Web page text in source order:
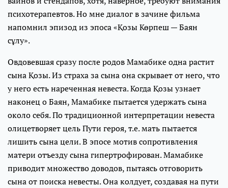
психотерапевтов. Но мне диалог в зачине фильма
напомнил эпизод из эпоса «Қозы Көрпеш — Баян
сұлу».
Овдовевшая сразу после родов Мамабике одна растит
сына Қозы. Из страха за сына она скрывает от него, что
у него есть нареченная невеста. Когда Қозы узнает
наконец о Баян, Мамабике пытается удержать сына
около себя. По традиционной интерпретации невеста
олицетворяет цель Пути героя, т.е. мать пытается
лишить сына цели. В эпосе мотив сопротивления
матери отъезду сына гипертрофирован. Мамабике
приводит множество доводов, пытаясь отговорить
сына от поиска невесты. Она колдует, создавая на пути